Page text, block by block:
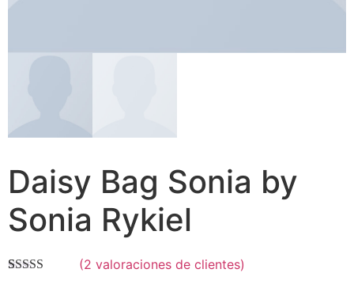
Daisy Bag Sonia by
Sonia Rykiel
(2 valoraciones de clientes)